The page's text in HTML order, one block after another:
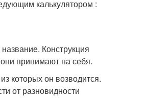
калькулятором :
Конструкция
принимают на себя.
которых он возводится.
от разновидности